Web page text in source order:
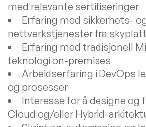
med relevante sertifiseringer
Erfaring med sikkerhets- og
nettverkstjenester fra
Erfaring med tradisjonell
teknologi on-premises
Arbeidserfaring i DevOps
og prosesser
Interesse for å designe og
Cloud og/eller Hybrid-